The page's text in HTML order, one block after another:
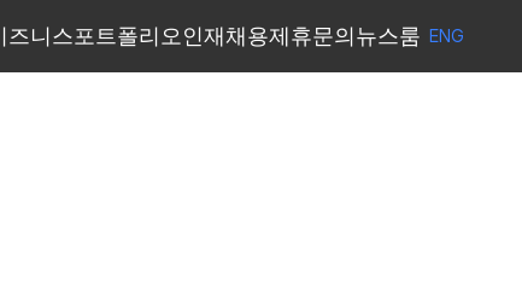
즈니스포트폴리오 인재채용
인재채용
제휴문의뉴스룸 ENG